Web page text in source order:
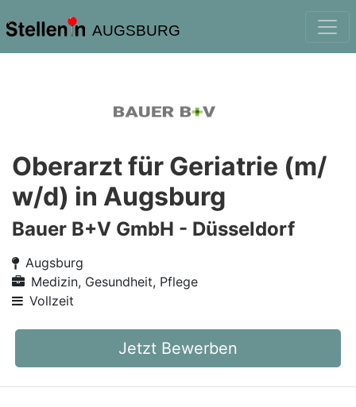
AUGSBURG
Oberarzt für Geriatrie (m/
w/d) in Augsburg
Bauer B+V GmbH - Düsseldorf
Augsburg
Medizin, Gesundheit, Pflege
Vollzeit
Jetzt Bewerben